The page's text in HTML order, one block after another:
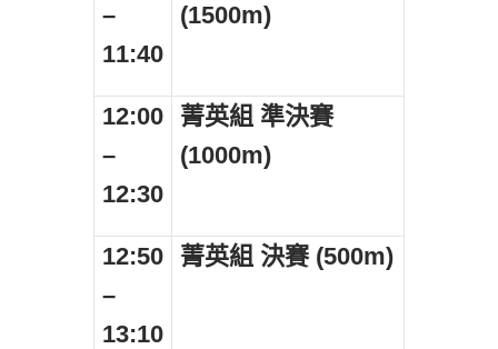
–
11:40
(1500m)
12:00
–
12:30
菁英組 準決賽
(1000m)
12:50
–
13:10
菁英組 決賽 (500m)